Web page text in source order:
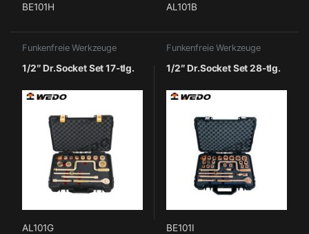
BE101H AL101B
Funkenfreie Werkzeuge
1/2″ Dr.Socket Set 17-tlg.
AL101G
Funkenfreie Werkzeuge
1/2″ Dr.Socket Set 28-tlg.
BE101I